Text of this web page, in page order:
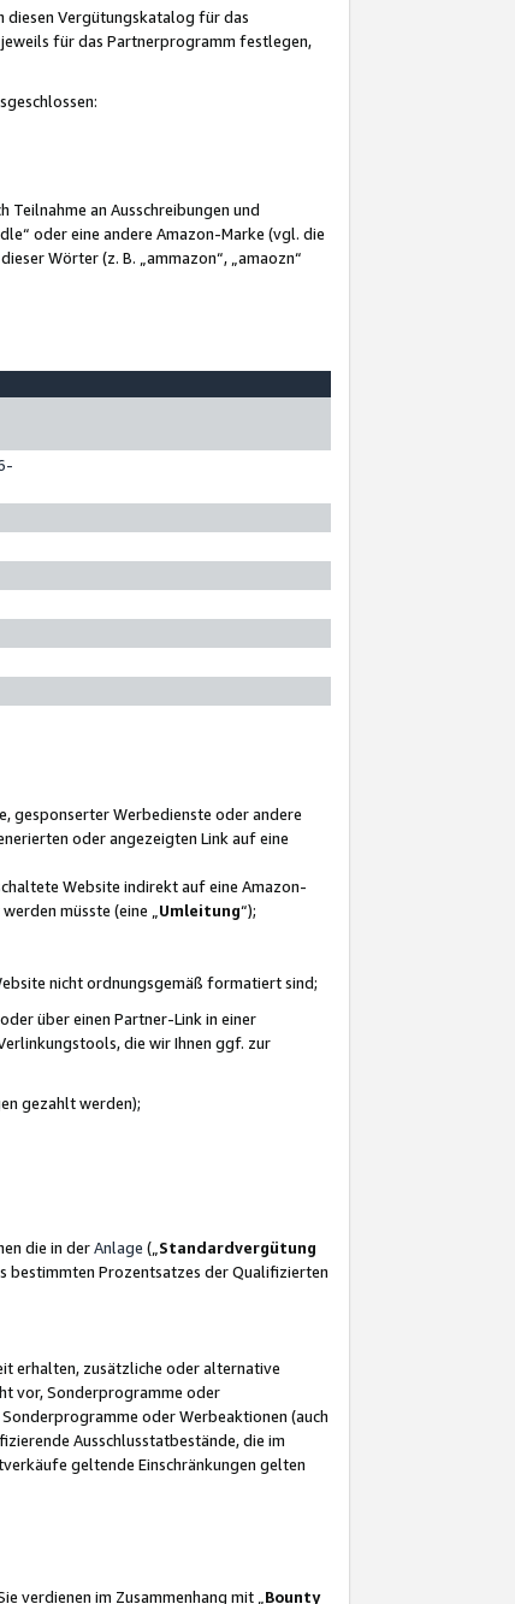
diesen Vergütungskatalog für das
für das Partnerprogramm festlegen,
Teilnahme an Ausschreibungen und
oder eine andere Amazon-Marke (vgl. die
Wörter (z. B. „ammazon“, „amaozn“
gesponserter Werbedienste oder andere
oder angezeigten Link auf eine
Website indirekt auf eine Amazon-
müsste (eine „ Umleitung“);
nicht ordnungsgemäß formatiert sind;
über einen Partner-Link in einer
die wir Ihnen ggf. zur
gezahlt werden);
die in derAnlage („ Standardvergütung
bestimmten Prozentsatzes der Qualifizierten
erhalten, zusätzliche oder alternative
vor, Sonderprogramme oder
oder Werbeaktionen (auch
Ausschlusstatbestände, die im
geltende Einschränkungen gelten
verdienen im Zusammenhang mit „ Bounty